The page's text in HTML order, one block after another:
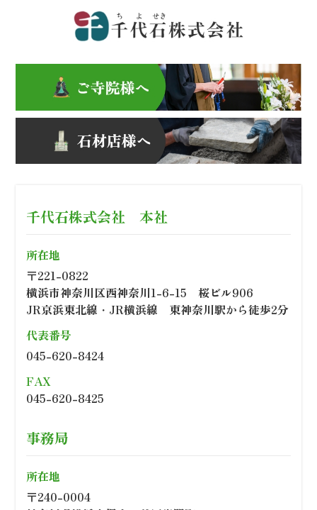
千代石株式会社 本社
所在地
〒221-0822
横浜市神奈川区西神奈川1-6-15 桜ビル906
JR京浜東北線・JR横浜線 東神奈川駅から徒歩2分
代表番号
045-620-8424
FAX
045-620-8425
事務局
所在地
〒240-0004